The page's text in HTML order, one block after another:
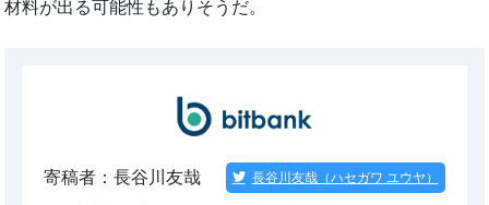
材料が出る可能性もありそうだ。
寄稿者：長谷川友哉 長谷川友哉（ハセガワ ユウヤ）